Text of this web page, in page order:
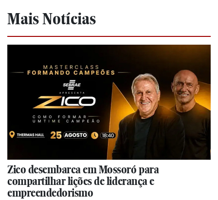
Mais Notícias
Zico desembarca em Mossoró para
compartilhar lições de liderança e
empreendedorismo